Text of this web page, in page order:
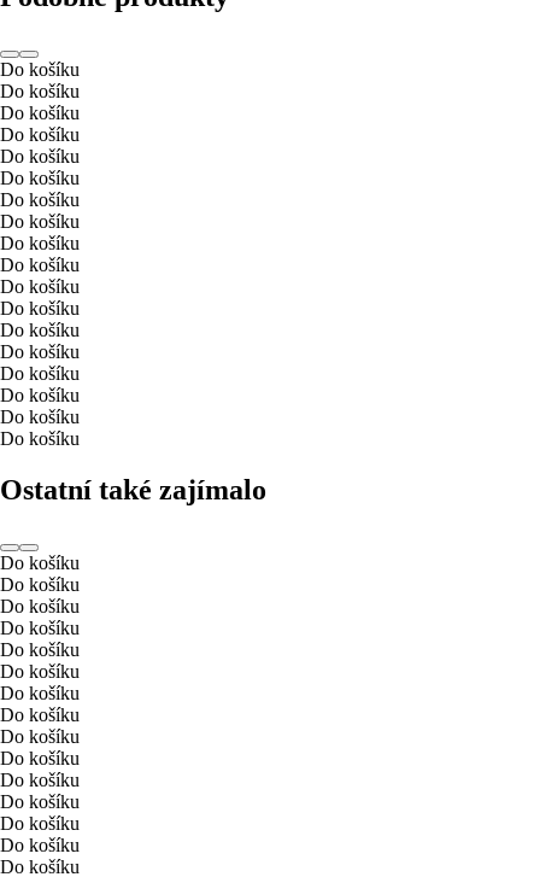
Do košíku
Do košíku
Do košíku
Do košíku
Do košíku
Do košíku
Do košíku
Do košíku
Do košíku
Do košíku
Do košíku
Do košíku
Do košíku
Do košíku
Do košíku
Do košíku
Do košíku
Do košíku
Ostatní také zajímalo
Do košíku
Do košíku
Do košíku
Do košíku
Do košíku
Do košíku
Do košíku
Do košíku
Do košíku
Do košíku
Do košíku
Do košíku
Do košíku
Do košíku
Do košíku